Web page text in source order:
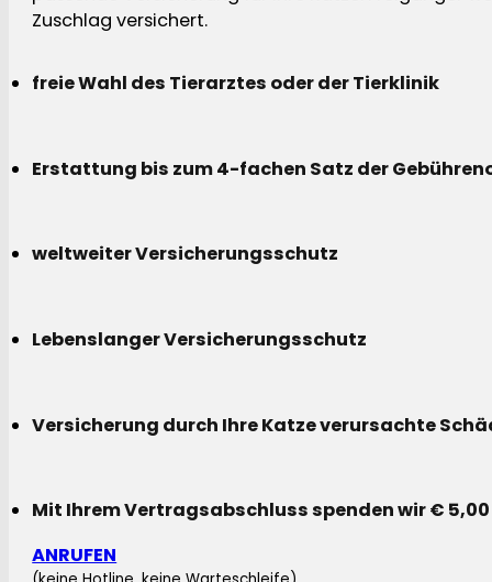
Zuschlag versichert.
freie Wahl des Tierarztes oder der Tierklinik
Erstattung bis zum 4-fachen Satz der
weltweiter Versicherungsschutz
Lebenslanger Versicherungsschutz
Versicherung durch Ihre Katze verursachte
Mit Ihrem Vertragsabschluss spenden wir €
ANRUFEN